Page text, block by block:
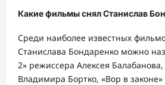
Какие фильмы снял Станислав
Среди наиболее известных
Станислава Бондаренко можно
2» режиссера Алексея
Владимира Бортко, «Вор в